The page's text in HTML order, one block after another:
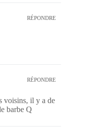
RÉPONDRE
RÉPONDRE
voisins, il y a de
barbe Q